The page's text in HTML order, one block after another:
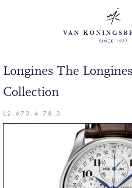
Longines The
Collection
L2.673.4.78.3